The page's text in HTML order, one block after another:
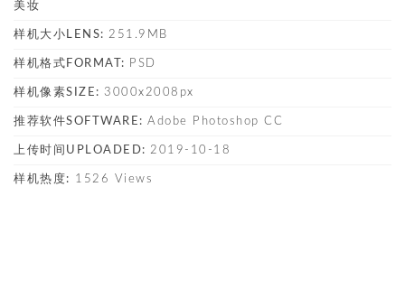
美妆
样机大小LENS: 251.9MB
样机格式FORMAT: PSD
样机像素SIZE: 3000x2008px
推荐软件SOFTWARE: Adobe Photoshop CC
上传时间UPLOADED: 2019-10-18
样机热度: 1526 Views